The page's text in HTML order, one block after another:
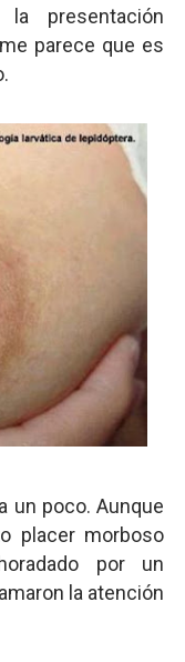
presentación
parece que es
un poco. Aunque
placer morboso
por un
la atención